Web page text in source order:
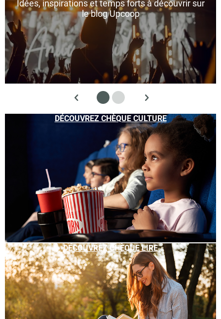
Idées, inspirations et temps forts à découvrir sur
le blog Upcoop
DÉCOUVREZ CHÈQUE CULTURE
DÉCOUVREZ CHÈQUE LIRE